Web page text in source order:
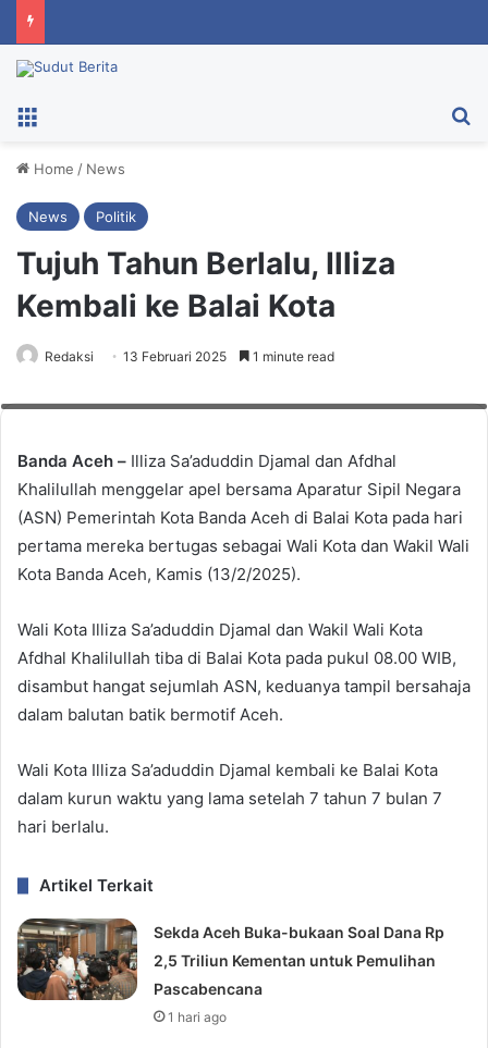
Home / News
News Politik
Tujuh Tahun Berlalu, Illiza
Kembali ke Balai Kota
Redaksi 13 Februari 2025 1 minute read
Banda Aceh – Illiza Sa’aduddin Djamal dan Afdhal
Khalilullah menggelar apel bersama Aparatur Sipil Negara
(ASN) Pemerintah Kota Banda Aceh di Balai Kota pada hari
pertama mereka bertugas sebagai Wali Kota dan Wakil Wali
Kota Banda Aceh, Kamis (13/2/2025).
Wali Kota Illiza Sa’aduddin Djamal dan Wakil Wali Kota
Afdhal Khalilullah tiba di Balai Kota pada pukul 08.00 WIB,
disambut hangat sejumlah ASN, keduanya tampil bersahaja
dalam balutan batik bermotif Aceh.
Wali Kota Illiza Sa’aduddin Djamal kembali ke Balai Kota
dalam kurun waktu yang lama setelah 7 tahun 7 bulan 7
hari berlalu.
Artikel Terkait
Sekda Aceh Buka-bukaan Soal Dana Rp
2,5 Triliun Kementan untuk Pemulihan
Pascabencana
1 hari ago